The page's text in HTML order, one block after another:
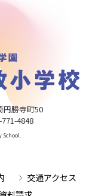
勝寺町50
4848
School.
交通アクセス